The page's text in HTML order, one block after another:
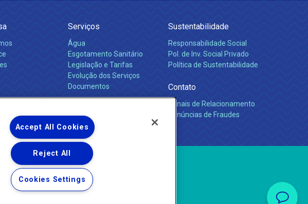
Serviços
Água
Esgotamento Sanitário
Legislação e Tarifas
Evolução dos Serviços
Documentos
Sustentabilidade
Responsabilidade Social
Pol. de Inv. Social Privado
Política de Sustentabilidade
Contato
Canais de Relacionamento
Denúncias de Fraudes
Direitos Reservados.
Accept All Cookies
Reject All
Cookies Settings